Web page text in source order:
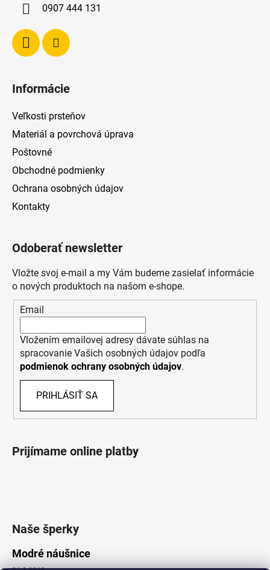
0907 444 131
Informácie
Veľkosti prsteňov
Materiál a povrchová úprava
Poštovné
Obchodné podmienky
Ochrana osobných údajov
Kontakty
Odoberať newsletter
Vložte svoj e-mail a my Vám budeme zasielať informácie
o nových produktoch na našom e-shope.
Email
Vložením emailovej adresy dávate súhlas na
spracovanie Vašich osobných údajov podľa
podmienok ochrany osobných údajov.
PRIHLÁSIŤ SA
Prijímame online platby
Naše šperky
Modré náušnice